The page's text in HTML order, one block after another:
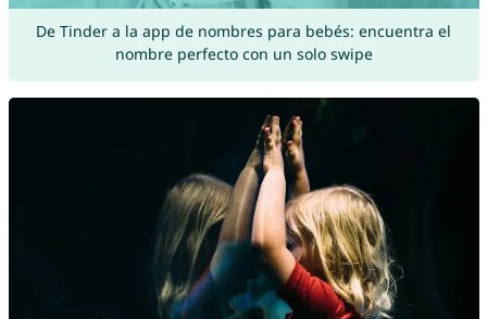
De Tinder a la app de nombres para bebés: encuentra el
nombre perfecto con un solo swipe